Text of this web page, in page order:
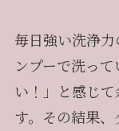
毎日強い洗浄
ンプーで洗っ
い！」と感じ
す。その結果